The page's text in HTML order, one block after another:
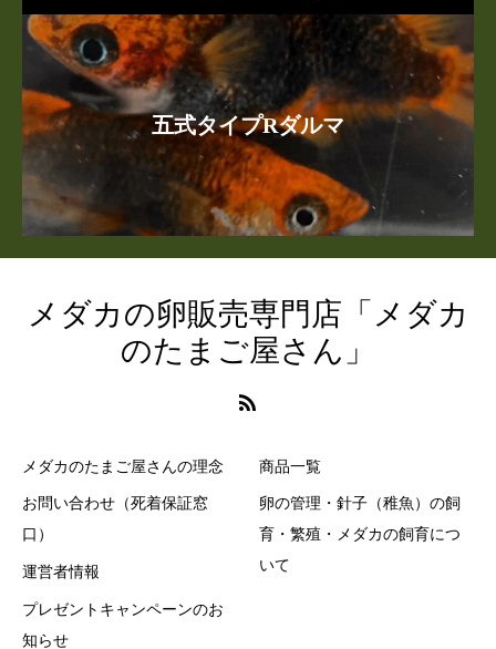
五式タイプRダルマ
メダカの卵販売専門店「メダカ
のたまご屋さん」
メダカのたまご屋さんの理念
お問い合わせ（死着保証窓
口）
運営者情報
プレゼントキャンペーンのお
知らせ
商品一覧
卵の管理・針子（稚魚）の飼
育・繁殖・メダカの飼育につ
いて